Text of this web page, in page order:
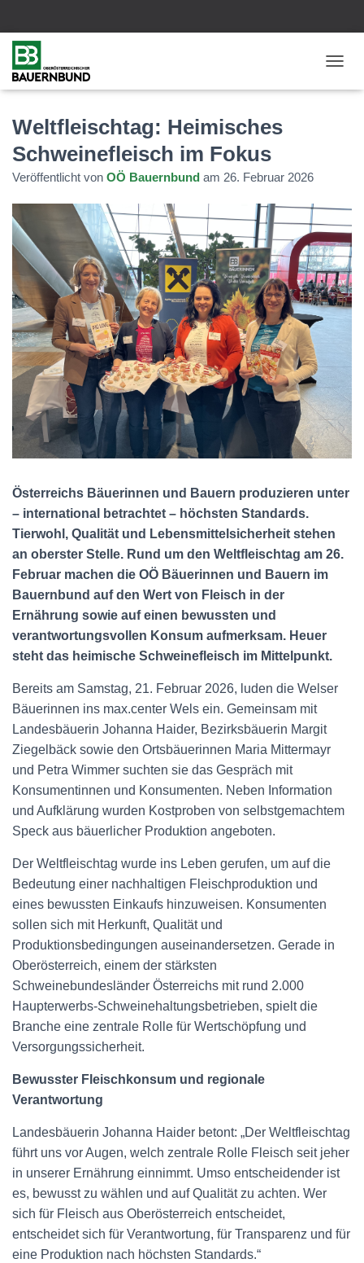
A
N
U
M
S
C
H
A
Weltfleischtag: Heimisches
Schweinefleisch im Fokus
Veröffentlicht von OÖ Bauernbund am 26. Februar 2026
Österreichs Bäuerinnen und Bauern produzieren unter
– international betrachtet – höchsten Standards.
Tierwohl, Qualität und Lebensmittelsicherheit stehen
an oberster Stelle. Rund um den Weltfleischtag am 26.
Februar machen die OÖ Bäuerinnen und Bauern im
Bauernbund auf den Wert von Fleisch in der
Ernährung sowie auf einen bewussten und
verantwortungsvollen Konsum aufmerksam. Heuer
steht das heimische Schweinefleisch im Mittelpunkt.
Bereits am Samstag, 21. Februar 2026, luden die Welser
Bäuerinnen ins max.center Wels ein. Gemeinsam mit
Landesbäuerin Johanna Haider, Bezirksbäuerin Margit
Ziegelbäck sowie den Ortsbäuerinnen Maria Mittermayr
und Petra Wimmer suchten sie das Gespräch mit
Konsumentinnen und Konsumenten. Neben Information
und Aufklärung wurden Kostproben von selbstgemachtem
Speck aus bäuerlicher Produktion angeboten.
Der Weltfleischtag wurde ins Leben gerufen, um auf die
Bedeutung einer nachhaltigen Fleischproduktion und
eines bewussten Einkaufs hinzuweisen. Konsumenten
sollen sich mit Herkunft, Qualität und
Produktionsbedingungen auseinandersetzen. Gerade in
Oberösterreich, einem der stärksten
Schweinebundesländer Österreichs mit rund 2.000
Haupterwerbs-Schweinehaltungsbetrieben, spielt die
Branche eine zentrale Rolle für Wertschöpfung und
Versorgungssicherheit.
Bewusster Fleischkonsum und regionale
Verantwortung
Landesbäuerin Johanna Haider betont: „Der Weltfleischtag
führt uns vor Augen, welch zentrale Rolle Fleisch seit jeher
in unserer Ernährung einnimmt. Umso entscheidender ist
es, bewusst zu wählen und auf Qualität zu achten. Wer
sich für Fleisch aus Oberösterreich entscheidet,
entscheidet sich für Verantwortung, für Transparenz und für
eine Produktion nach höchsten Standards.“